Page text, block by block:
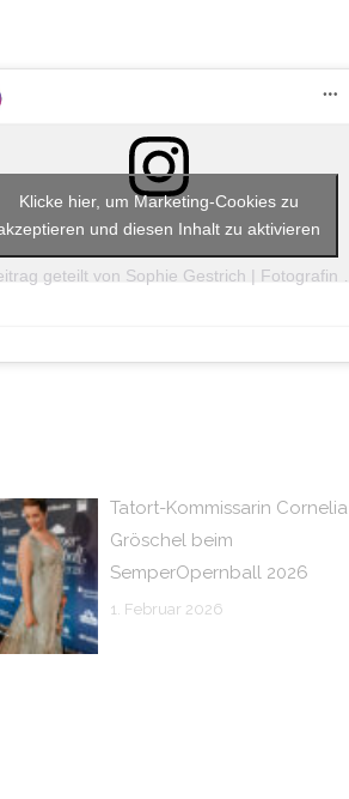
Klicke hier, um Marketing-Cookies zu
und diesen Inhalt zu aktivieren
Tatort-Kommissarin Cornelia
Gröschel beim
SemperOpernball 2026
1. Februar 2026